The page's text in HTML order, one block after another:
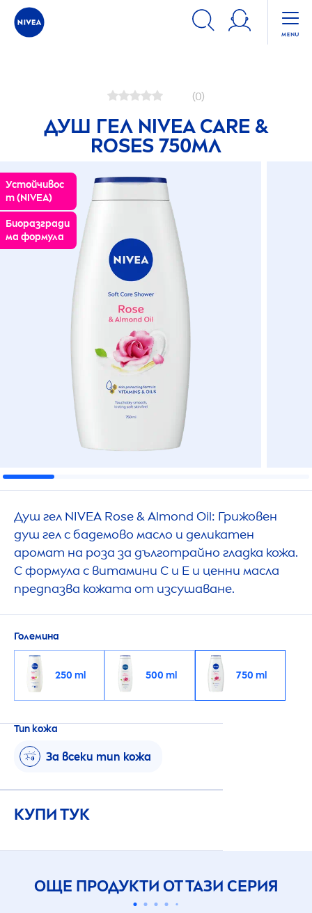
Продукти Измиващи продукти за тяло
(0)
ДУШ ГЕЛ NIVEA CARE &
ROSES 750МЛ
Устойчивос
т (NIVEA)
Биоразгради
ма формула
Душ гел NIVEA Rose& Almond Oil: Грижовен
душ гел с бадемово масло и деликатен
аромат на роза за дълготрайно гладка кожа.
С формула с витамини С и Е и ценни масла
предпазва кожата от изсушаване.
Големина
250 ml 500 ml 750 ml
Тип кожа
За всеки тип кожа
КУПИ ТУК
ОЩЕ ПРОДУКТИ ОТ ТАЗИ СЕРИЯ